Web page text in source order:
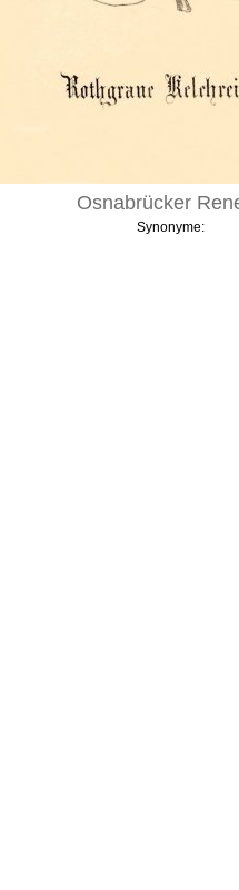
Osnabrücker
Synonyme: